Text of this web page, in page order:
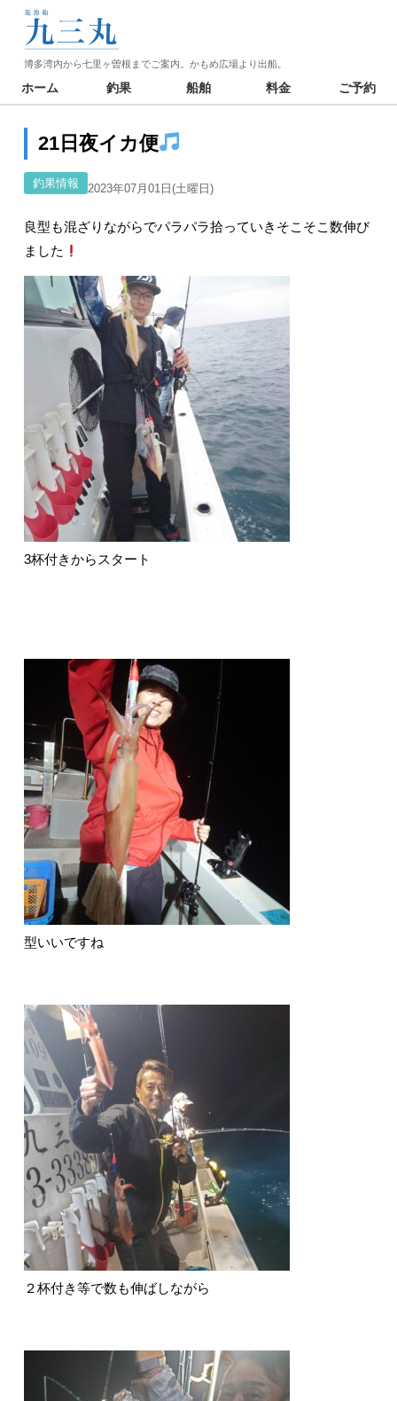
博多湾内から七里ヶ曽根までご案内。かもめ広場より出船。
ホーム 釣果 船舶 料金 ご予約
21日夜イカ便
釣果情報 2023年07月01日(土曜日)
良型も混ざりながらでパラパラ拾っていきそこそこ数伸び
ました
3杯付きからスタート
型いいですね
２杯付き等で数も伸ばしながら